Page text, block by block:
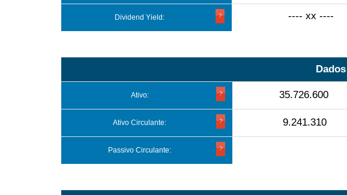
Dividend Yield: ---- xx ----
Ativo: 35.726.600
Ativo Circulante: 9.241.310
Passivo Circulante: